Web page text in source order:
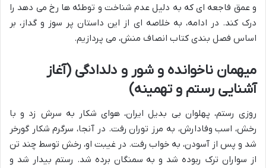
و عمق فاجعه ای که به دلیل عدم شناخت و توطئه ها رخ می دهد را
درک کند. در ادامه، به خلاصه ای از این داستان پر سوز و گداز، بر
اساس فصل بندی کتاب انصاف منش، می پردازیم.
میهمان ناخوانده و شور و دلدادگی (آغاز
آشنایی رستم و تهمینه)
روزی رستم، پهلوان بی بدیل ایران، هوای شکار به سرش زد و با
رخش، اسب وفادارش، به مرز توران رفت. در آنجا، سرگرم شکار گورخر
شد و پس از آسودن، به خواب رفت. در غیبت او، رخش توسط چند تن
از سواران ترک ربوده شد و به سمنگان برده شد. رستم بیدار شد و